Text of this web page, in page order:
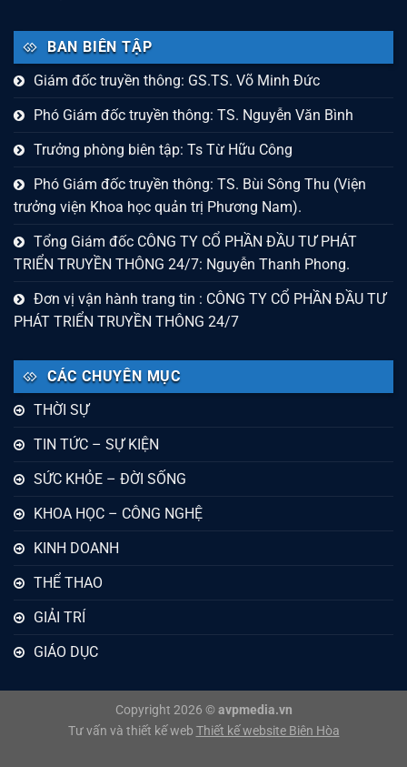
BAN BIÊN TẬP
Giám đốc truyền thông: GS.TS. Võ Minh Đức
Phó Giám đốc truyền thông: TS. Nguyễn Văn Bình
Trưởng phòng biên tập: Ts Từ Hữu Công
Phó Giám đốc truyền thông: TS. Bùi Sông Thu (Viện
trưởng viện Khoa học quản trị Phương Nam).
Tổng Giám đốc CÔNG TY CỔ PHẦN ĐẦU TƯ PHÁT
TRIỂN TRUYỀN THÔNG 24/7: Nguyễn Thanh Phong.
Đơn vị vận hành trang tin : CÔNG TY CỔ PHẦN ĐẦU TƯ
PHÁT TRIỂN TRUYỀN THÔNG 24/7
CÁC CHUYÊN MỤC
THỜI SỰ
TIN TỨC – SỰ KIỆN
SỨC KHỎE – ĐỜI SỐNG
KHOA HỌC – CÔNG NGHỆ
KINH DOANH
THỂ THAO
GIẢI TRÍ
GIÁO DỤC
Copyright 2026 © avpmedia.vn
Tư vấn và thiết kế web Thiết kế website Biên Hòa